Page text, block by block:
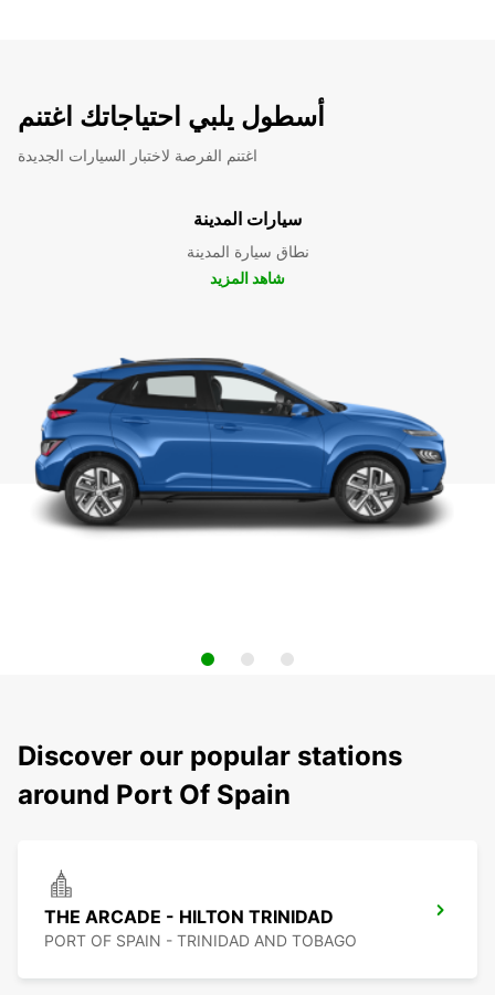
أسطول يلبي احتياجاتك اغتنم
اغتنم الفرصة لاختبار السيارات الجديدة
سيارات المدينة
نطاق سيارة المدينة
شاهد المزيد
Discover our popular stations
around Port Of Spain
THE ARCADE - HILTON TRINIDAD
PORT OF SPAIN - TRINIDAD AND TOBAGO